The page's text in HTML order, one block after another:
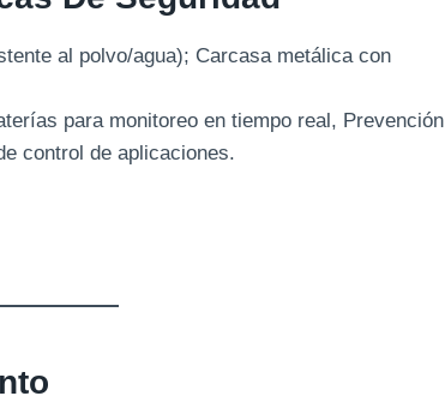
al polvo/agua); Carcasa metálica con
para monitoreo en tiempo real, Prevención
control de aplicaciones.